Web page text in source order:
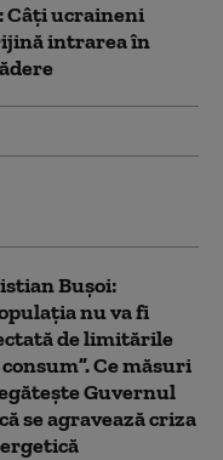
Câți ucraineni
intrarea în
Bușoi:
nu va fi
de limitările
Ce măsuri
Guvernul
se agravează criza